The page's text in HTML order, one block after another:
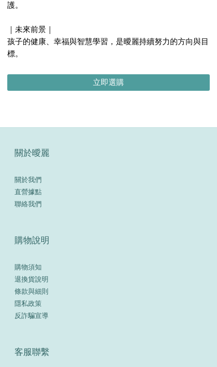
護。
｜未來前景｜
孩子的健康、幸福與智慧學習，是曖麗持續努力的方向與目
標。
立即選購
關於曖麗
關於我們
直營據點
聯絡我們
購物說明
購物須知
退換貨說明
條款與細則
隱私政策
反詐騙宣導
客服聯繫